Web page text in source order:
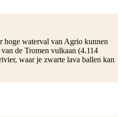
hoge waterval van Agrio kunnen
de Tromen vulkaan (4.114
waar je zwarte lava ballen kan